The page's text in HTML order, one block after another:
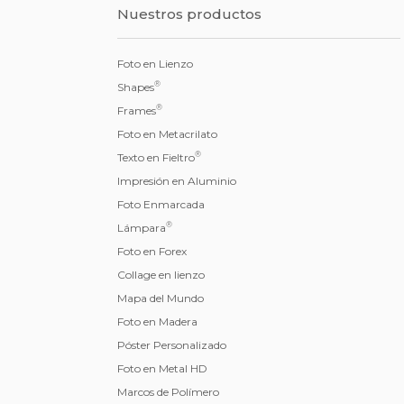
Nuestros productos
Foto en Lienzo
Shapes®
Frames®
Foto en Metacrilato
Texto en Fieltro®
Impresión en Aluminio
Foto Enmarcada
Lámpara®
Foto en Forex
Collage en lienzo
Mapa del Mundo
Foto en Madera
Póster Personalizado
Foto en Metal HD
Marcos de Polímero